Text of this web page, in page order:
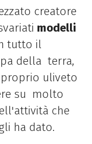
creatore
modelli
tutto il
della terra,
uliveto
su molto
che
ha dato.